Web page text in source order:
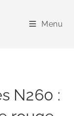
Menu
N260 :